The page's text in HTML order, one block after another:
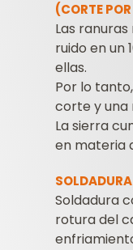
(CORTE
Las
ruido en un
ellas.
Por lo
corte y una
La sierra
en materia
Soldadura
rotura del